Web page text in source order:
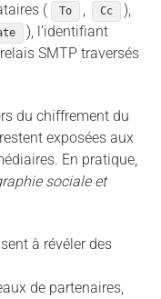
( To , Cc
),
), l’identifiant
SMTP traversés
du chiffrement du
exposées aux
En pratique,
sociale et
à révéler des
de partenaires,